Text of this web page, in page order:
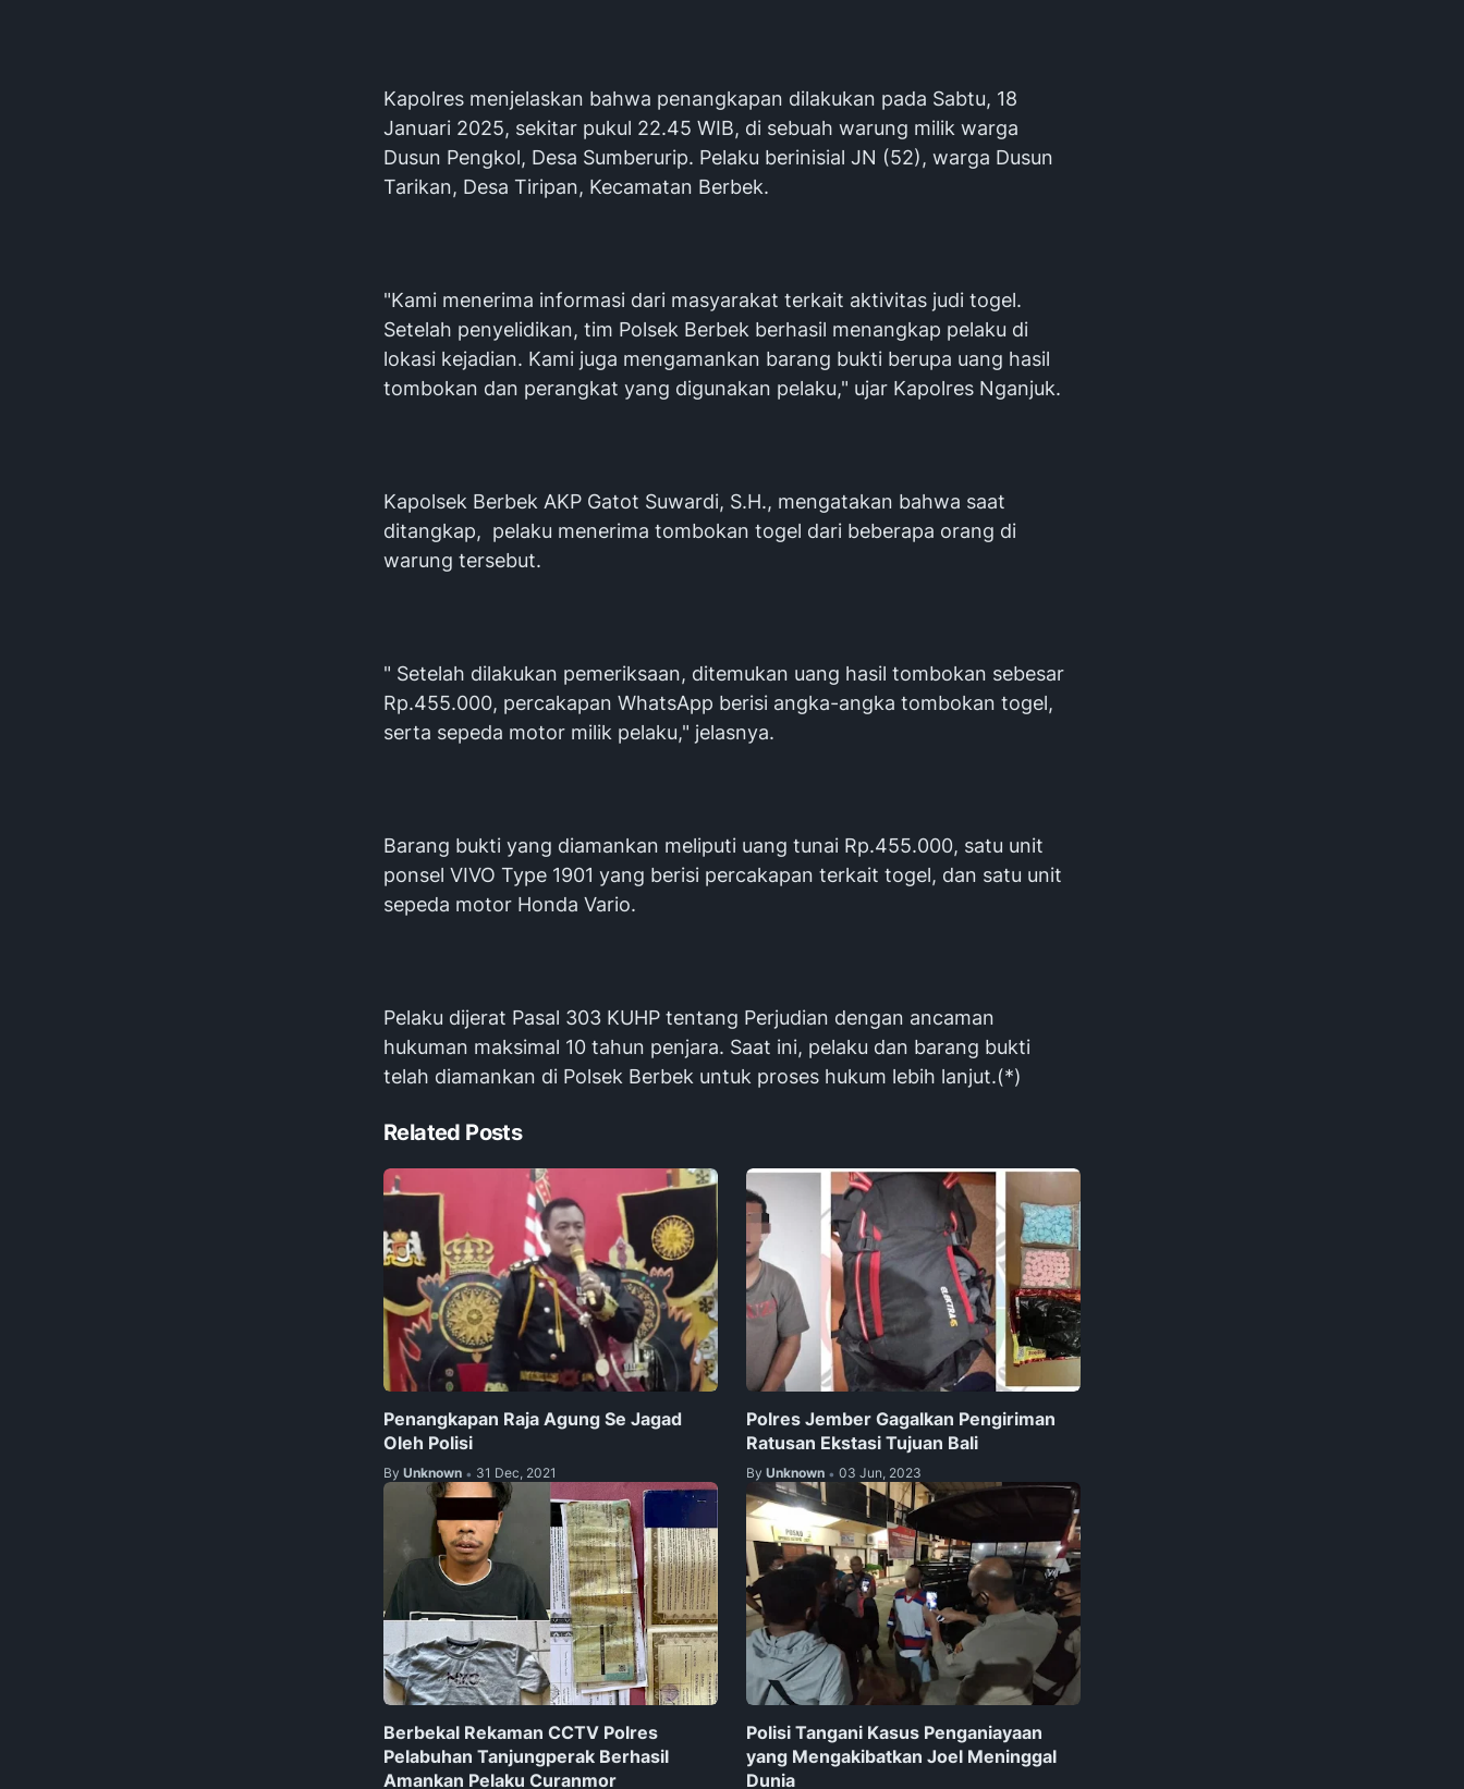
Kapolres menjelaskan bahwa penangkapan dilakukan pada Sabtu, 18
Januari 2025, sekitar pukul 22.45 WIB, di sebuah warung milik warga
Dusun Pengkol, Desa Sumberurip. Pelaku berinisial JN (52), warga Dusun
Tarikan, Desa Tiripan, Kecamatan Berbek.
"Kami menerima informasi dari masyarakat terkait aktivitas judi togel.
Setelah penyelidikan, tim Polsek Berbek berhasil menangkap pelaku di
lokasi kejadian. Kami juga mengamankan barang bukti berupa uang hasil
tombokan dan perangkat yang digunakan pelaku," ujar Kapolres Nganjuk.
Kapolsek Berbek AKP Gatot Suwardi, S.H., mengatakan bahwa saat
ditangkap, pelaku menerima tombokan togel dari beberapa orang di
warung tersebut.
" Setelah dilakukan pemeriksaan, ditemukan uang hasil tombokan sebesar
Rp.455.000, percakapan WhatsApp berisi angka-angka tombokan togel,
serta sepeda motor milik pelaku," jelasnya.
Barang bukti yang diamankan meliputi uang tunai Rp.455.000, satu unit
ponsel VIVO Type 1901 yang berisi percakapan terkait togel, dan satu unit
sepeda motor Honda Vario.
Pelaku dijerat Pasal 303 KUHP tentang Perjudian dengan ancaman
hukuman maksimal 10 tahun penjara. Saat ini, pelaku dan barang bukti
telah diamankan di Polsek Berbek untuk proses hukum lebih lanjut.(*)
Related Posts
Penangkapan Raja Agung Se Jagad
Oleh Polisi
By Unknown • 31 Dec, 2021
Polres Jember Gagalkan Pengiriman
Ratusan Ekstasi Tujuan Bali
By Unknown • 03 Jun, 2023
Berbekal Rekaman CCTV Polres
Pelabuhan Tanjungperak Berhasil
Amankan Pelaku Curanmor
Polisi Tangani Kasus Penganiayaan
yang Mengakibatkan Joel Meninggal
Dunia